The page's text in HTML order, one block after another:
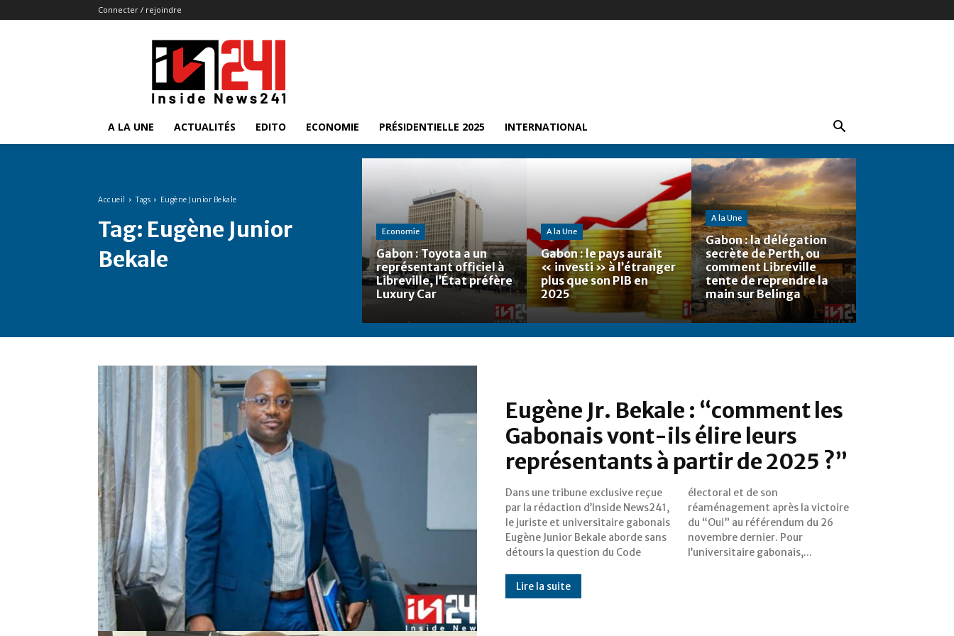
Connecter / rejoindre
Insidenews241
A LA UNE ACTUALITÉS EDITO ECONOMIE PRÉSIDENTIELLE 2025 INTERNATIONAL
Accueil Tags Eugène Junior Bekale
Tag: Eugène Junior
Bekale
Economie
Gabon : Toyota a un
représentant officiel à
Libreville, l’État préfère
Luxury Car
A la Une
Gabon : le pays aurait
« investi » à l’étranger
plus que son PIB en
2025
A la Une
Gabon : la délégation
secrète de Perth, ou
comment Libreville
tente de reprendre la
main sur Belinga
Eugène Jr. Bekale : “comment les
Gabonais vont-ils élire leurs
représentants à partir de 2025 ?”
Dans une tribune exclusive reçue
par la rédaction d’Inside News241,
le juriste et universitaire gabonais
Eugène Junior Bekale aborde sans
détours la question du Code
électoral et de son
réaménagement après la victoire
du “Oui” au référendum du 26
novembre dernier. Pour
l’universitaire gabonais,...
Lire la suite